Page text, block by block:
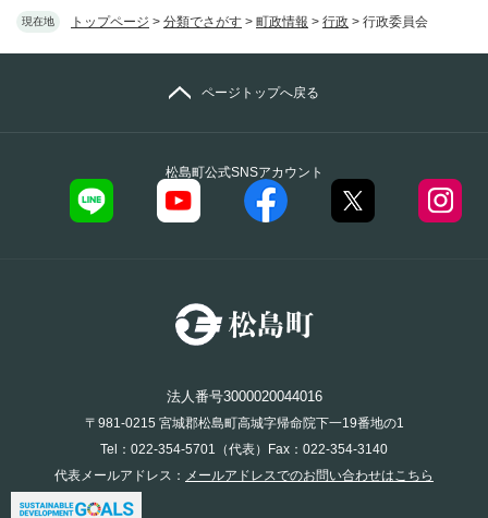
現在地 トップページ > 分類でさがす > 町政情報 > 行政 > 行政委員会
松島町公式SNSアカウント
ページトップへ戻る
法人番号3000020044016
〒981-0215 宮城郡松島町高城字帰命院下一19番地の1
Tel：022-354-5701（代表）Fax：022-354-3140
代表メールアドレス： メールアドレスでのお問い合わせはこちら